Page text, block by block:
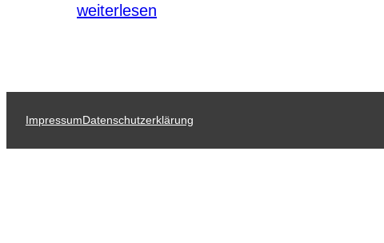
weiterlesen
ImpressumDatenschutzerklärung